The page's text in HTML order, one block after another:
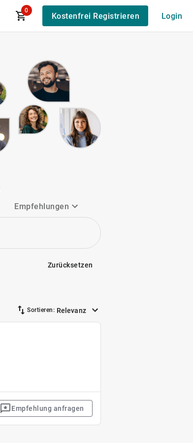
0
Kostenfrei Registrieren Login
Empfehlungen
Zurücksetzen
Sortieren: Relevanz
Empfehlung anfragen